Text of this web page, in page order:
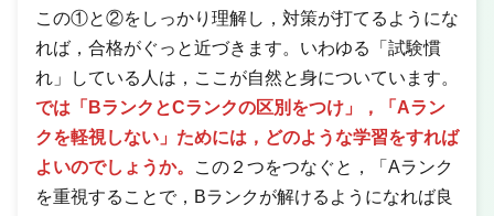
この①と②をしっかり理解し，対策が打てるようにな
れば，合格がぐっと近づきます。いわゆる「試験慣
れ」している人は，ここが自然と身についています。
では「BランクとCランクの区別をつけ」，「Aラン
クを軽視しない」ためには，どのような学習をすれば
よいのでしょうか。
この２つをつなぐと，「Aランク
を重視することで，Bランクが解けるようになれば良